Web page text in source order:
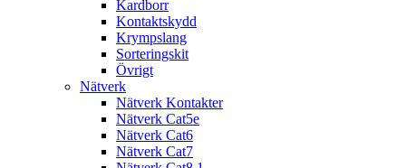
Kardborr
Kontaktskydd
Krympslang
Sorteringskit
Övrigt
Nätverk
Nätverk Kontakter
Nätverk Cat5e
Nätverk Cat6
Nätverk Cat7